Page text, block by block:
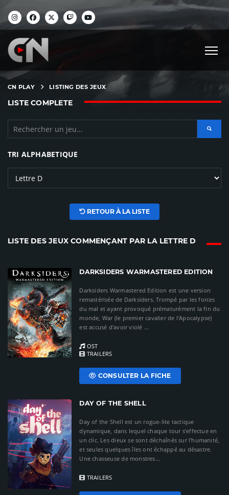
CN PLAY LISTING DES JEUX
LISTE COMPLETE
TRI ALPHABETIQUE
RETOUR À LA LISTE
LISTE DES JEUX COMMENÇANT PAR LA LETTRE D
DARKSIDERS WARMASTERED EDITION
Darksiders Warmastered Edition est une version
remastérisée de Darksiders. Trompé par les forces
du mal et ayant provoqué prématurément la fin du
monde, War (le premier cavalier de l'Apocalypse)
est accusé d'avoir violé ...
OST
TRAILERS
CONSULTER LA FICHE
DAY OF THE SHELL
Day of the Shell est un rogue-lite tactique
dynamique, dans lequel chaque tour s’effectue en
un clic. Les dieux se sont déchaînés sur l'humanité,
et seules quelques îles ont échappé au désastre.
Une chasseuse de monstres...
TRAILERS